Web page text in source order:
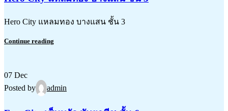
Hero City แหลมทอง บางแสน ชั้น 3
Continue reading
07 Dec
Posted by
admin